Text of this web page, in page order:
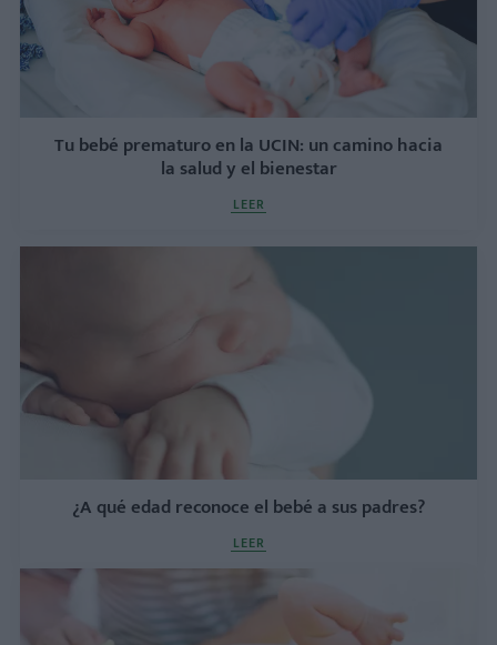
Tu bebé prematuro en la UCIN: un camino hacia
la salud y el bienestar
LEER
¿A qué edad reconoce el bebé a sus padres?
LEER